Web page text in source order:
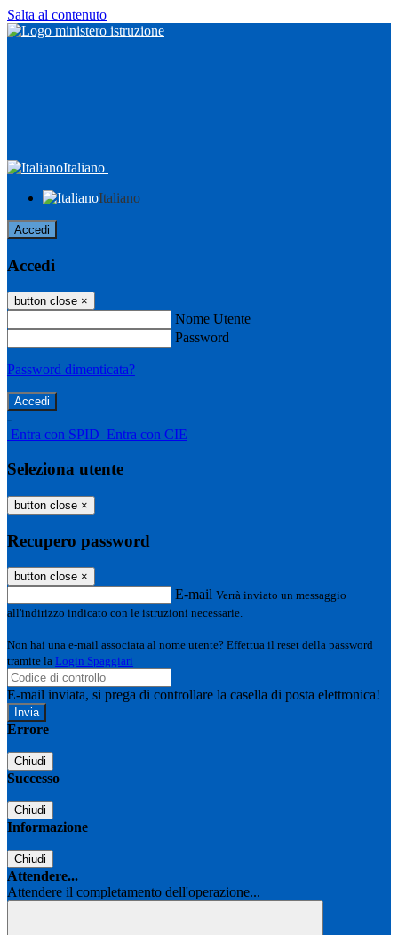
Salta al contenuto
Italiano
Italiano
Accedi
Accedi
button close ×
Nome Utente
Password
Password dimenticata?
-
Entra con SPID Entra con CIE
Seleziona utente
button close ×
Recupero password
button close ×
E-mail Verrà inviato un messaggio
all'indirizzo indicato con le istruzioni necessarie.
Non hai una e-mail associata al nome utente? Effettua il reset della password
tramite la Login Spaggiari
E-mail inviata, si prega di controllare la casella di posta elettronica!
Errore
Chiudi
Successo
Chiudi
Informazione
Chiudi
Attendere...
Attendere il completamento dell'operazione...